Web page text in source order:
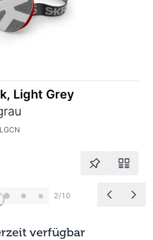
Light Grey
2/10
verfügbar